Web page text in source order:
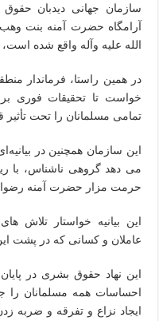
سازمان جهانی دیدبان
آرامگاه حضرت آمنه بنت وهب
الله علیه وآله واقع شده
در همین راستا، فرماندار
خواست تا تحقیقات فوری
تمامی مسلمانان را تحت تأثیر
این سازمان همچنین در
می دهد گروهی ناشناس، با
حرمت مزار حضرت آمنه رضوان
این بیانیه خواستار تلاش
عاملان و کسانی که در پشت
این نهاد حقوق بشری در
احساسات همه مسلمانان را
ایجاد نزاع و تفرقه و ضربه